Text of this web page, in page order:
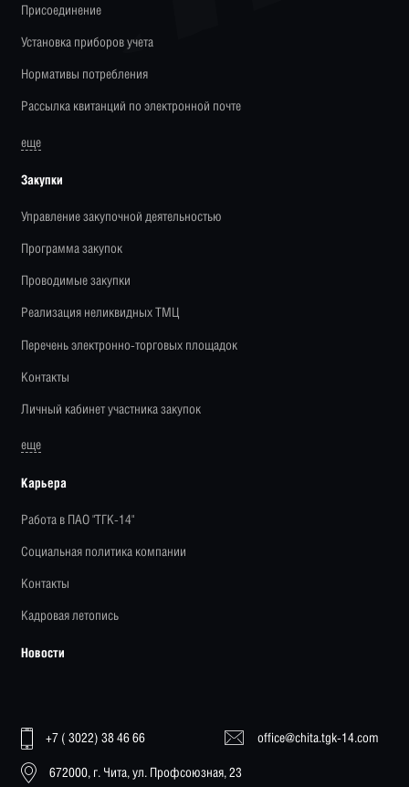
Присоединение
Установка приборов учета
Нормативы потребления
Рассылка квитанций по электронной почте
еще
Закупки
Управление закупочной деятельностью
Программа закупок
Проводимые закупки
Реализация неликвидных ТМЦ
Перечень электронно-торговых площадок
Контакты
Личный кабинет участника закупок
еще
Карьера
Работа в ПАО "ТГК-14"
Социальная политика компании
Контакты
Кадровая летопись
Новости
+7 ( 3022) 38 46 66 office@chita.tgk-14.com
672000, г. Чита, ул. Профсоюзная, 23